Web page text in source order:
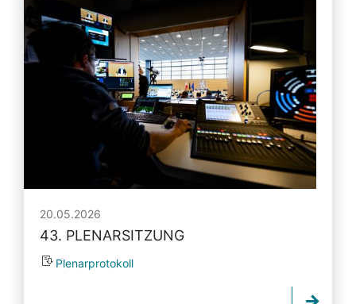
20.05.2026
43. PLENARSITZUNG
Plenarprotokoll